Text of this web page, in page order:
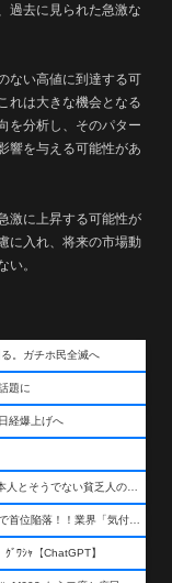
過去に見られた急激な
ない高値に到達する可
れは大きな機会となる
を分析し、そのパター
響を与える可能性があ
激に上昇する可能性が
に入れ、将来の市場動
い。
。ガチホ民全滅へ
題に
経爆上げへ
ﾜｼｬ【ChatGPT】